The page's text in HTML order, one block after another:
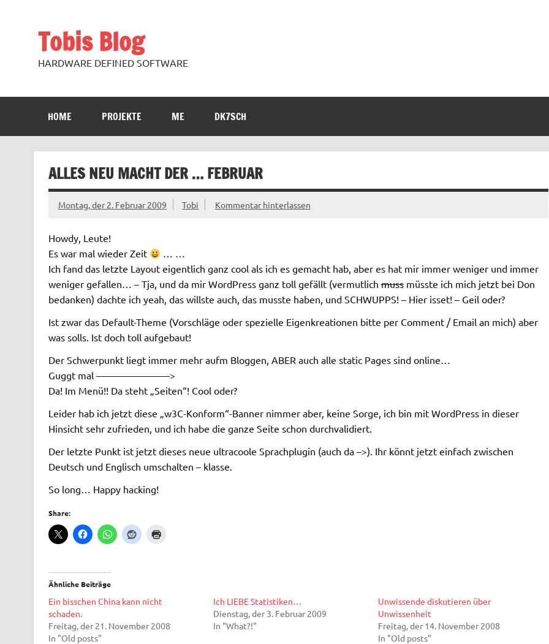
Tobis Blog
HARDWARE DEFINED SOFTWARE
HOME PROJEKTE ME DK7SCH
ALLES NEU MACHT DER … FEBRUAR
Montag, der 2. Februar 2009 Tobi Kommentar hinterlassen
Howdy, Leute!
Es war mal wieder Zeit
Ich fand das letzte Layout eigentlich ganz cool als ich es gemacht hab, aber es hat mir immer weniger und immer
weniger gefallen… – Tja, und da mir WordPress ganz toll gefällt (vermutlichmussmüsste ich mich jetzt bei Don
bedanken) dachte ich yeah, das willste auch, das musste haben, und SCHWUPPS! – Hier isset! – Geil oder?
Ist zwar das Default-Theme (Vorschläge oder spezielle Eigenkreationen bitte per Comment / Email an mich) aber
was solls. Ist doch toll aufgebaut!
Der Schwerpunkt liegt immer mehr aufm Bloggen, ABER auch alle static Pages sind online…
Guggt mal ———————–>
Da! Im Menü!! Da steht „Seiten“! Cool oder?
Leider hab ich jetzt diese „w3C-Konform“-Banner nimmer aber, keine Sorge, ich bin mit WordPress in dieser
Hinsicht sehr zufrieden, und ich habe die ganze Seite schon durchvalidiert.
Der letzte Punkt ist jetzt dieses neue ultracoole Sprachplugin (auch da –>). Ihr könnt jetzt einfach zwischen
Deutsch und Englisch umschalten – klasse.
So long… Happy hacking!
Share:
Ähnliche Beiträge
Ein bisschen China kann nicht
schaden.
Freitag, der 21. November 2008
In "Old posts"
Ich LIEBE Statistiken…
Dienstag, der 3. Februar 2009
In "What?!"
Unwissende diskutieren über
Unwissenheit
Freitag, der 14. November 2008
In "Old posts"